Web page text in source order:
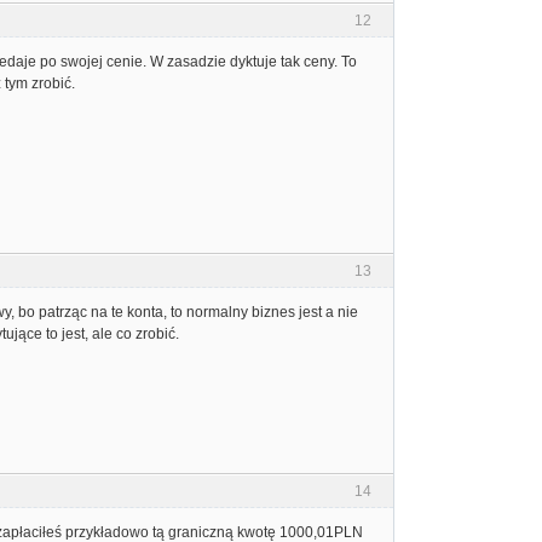
12
po swojej cenie. W zasadzie dyktuje tak ceny. To
zrobić.
13
bo patrząc na te konta, to normalny biznes jest a nie
to jest, ale co zrobić.
14
przykładowo tą graniczną kwotę 1000,01PLN